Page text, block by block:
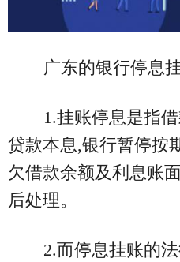
广东的银行停息
1.挂账停息是指
贷款本息,银行暂停按
欠借款余额及利息账
后处理。
2.而停息挂账的